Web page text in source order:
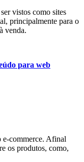
vistos como sites
principalmente para o
venda.
para web
e-commerce. Afinal
os produtos, como,